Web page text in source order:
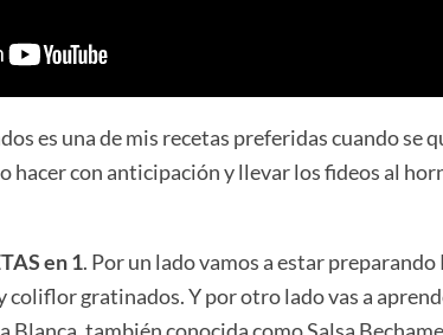
es una de mis recetas preferidas cuando se
hacer con anticipación y llevar los fideos al
en 1. Por un lado vamos a estar
coliflor gratinados. Y por otro lado vas a